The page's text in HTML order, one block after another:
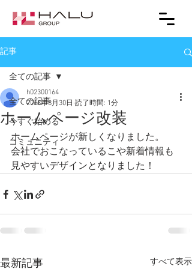
記事
全ての記事
今すぐ始める
コミュニティ
全ての記事
ホームページ改装
h02300164
2018年8月30日 読了時間: 1分
ホームページが新しくなりました。
会社でおこなっているこや新着情報も
見やすいデザインとなりました！
最新記事 すべて表示